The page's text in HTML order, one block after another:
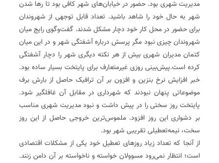
مدیریت شهری بود. حضور در خیابان‌های شهر کافی بود تا رها شدن
شهر به حال خود را شاهد باشید. تعداد قابل توجهی از شهروندان
برای حضور در محل کار خود دچار مشکل شدند. گفت‌وگوی رایج میان
شهروندان چیزی نبود مگر پرسش درباره آشفتگی شهر و در این میان
کتمان مدیران شهری بیش از هر نکته دیگری شهر را دچار آشفتگی
کرده است.پیش‌بینی روزی غیرمتعارف برای پایتخت بسیار ساده بود.
خبر افزایش نرخ بنزین و افزون بر آن ترافیک حاصل از بارش برف
موضوعاتی پنهان نبودند که شهرداری در مقابل آن غافلگیر شود.
پایتخت روز سختی را در پیش داشت و نبود مدیریت شهری مناسب
بر دشواری این روز افزود. ملموس‌ترین خروجی حاصل از این روز
سخت، نیمه‌تعطیلی تقریبی شهر بود.
از آنجا که تعداد زیاد روزهای تعطیل خود یکی از مشکلات اقتصادی
است؛ انتظار نمی‌رود مسوولان خواسته و ناخواسته بر آن دامن زنند.